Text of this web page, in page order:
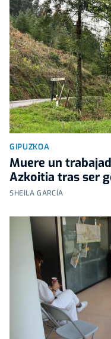
GIPUZKOA
Muere un
Azkoitia tras ser
SHEILA GARCÍA